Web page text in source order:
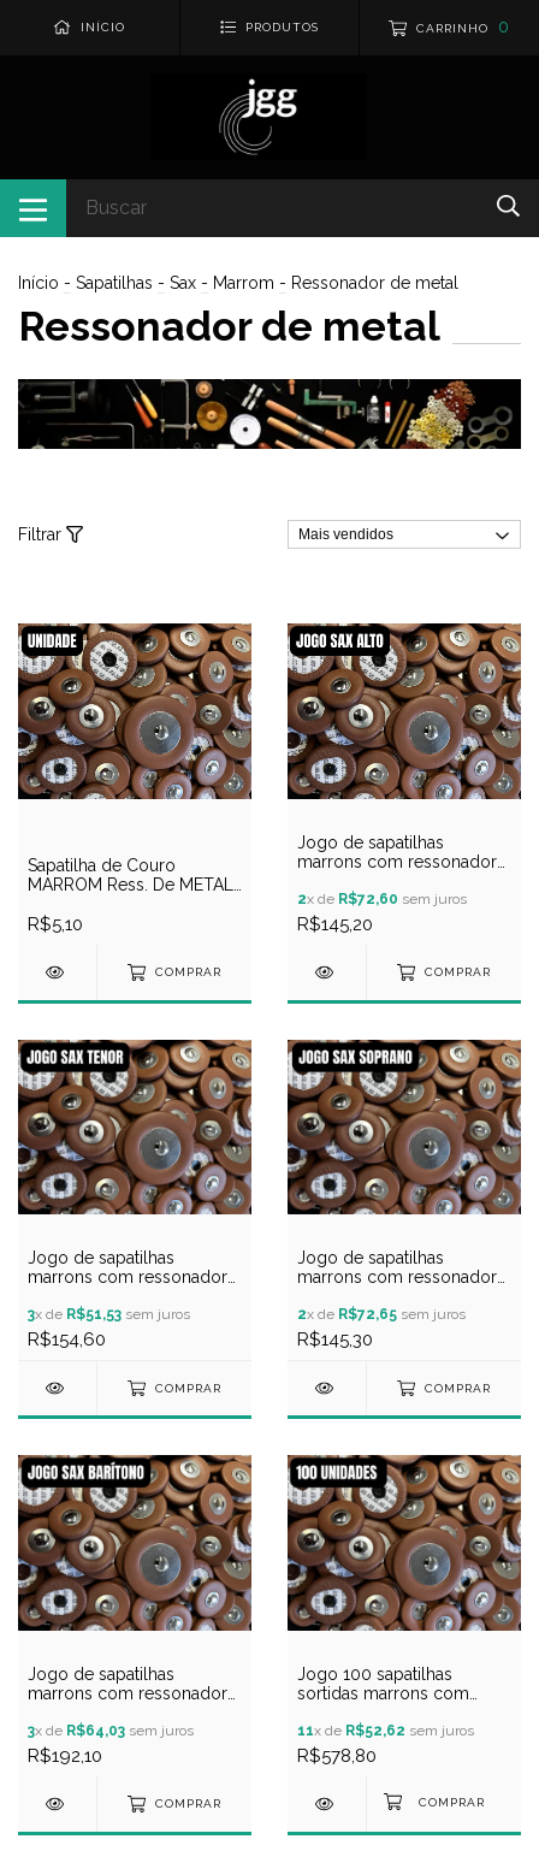
INÍCIO PRODUTOS CARRINHO 0
Início - Sapatilhas - Sax - Marrom - Ressonador de metal
Ressonador de metal
Filtrar
Sapatilha de Couro
MARROM Ress. De METAL
R$5,10
COMPRAR
Jogo de sapatilhas
marrons com ressonador
2x de R$72,60 sem juros
R$145,20
COMPRAR
Jogo de sapatilhas
marrons com ressonador
3x de R$51,53 sem juros
R$154,60
COMPRAR
Jogo de sapatilhas
marrons com ressonador
2x de R$72,65 sem juros
R$145,30
COMPRAR
Jogo de sapatilhas
marrons com ressonador
3x de R$64,03 sem juros
R$192,10
COMPRAR
Jogo 100 sapatilhas
sortidas marrons com
sax
11x de R$52,62 sem juros
R$578,80